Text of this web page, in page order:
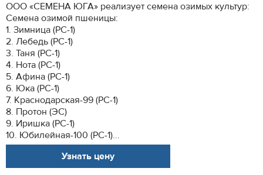
ООО «СЕМЕНА ЮГА» реализует семена озимых культур:
Семена озимой пшеницы:
1. Зимница (РС-1)
2. Лебедь (РС-1)
3. Таня (РС-1)
4. Нота (РС-1)
5. Афина (РС-1)
6. Юка (РС-1)
7. Краснодарская-99 (РС-1)
8. Протон (ЭС)
9. Иришка (РС-1)
10. Юбилейная-100 (РС-1)...
Узнать цену